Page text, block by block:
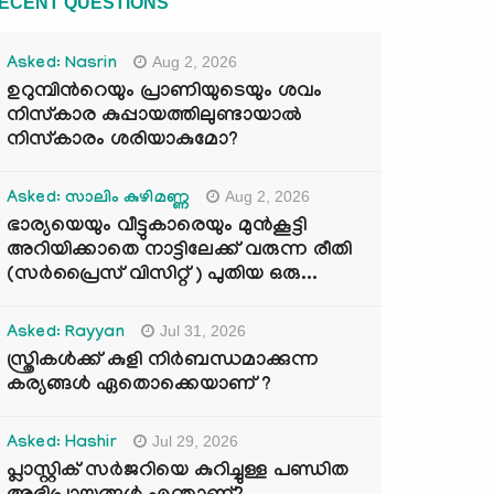
Asked: Nasrin Aug 2, 2026
ഉറുമ്പിന്‍റെയും പ്രാണിയുടെയും ശവം
നിസ്കാര കുപ്പായത്തിലുണ്ടായാൽ
നിസ്കാരം ശരിയാകുമോ?
Asked: സാലിം കുഴിമണ്ണ Aug 2, 2026
ഭാര്യയെയും വീട്ടുകാരെയും മുൻകൂട്ടി
അറിയിക്കാതെ നാട്ടിലേക്ക് വരുന്ന രീതി
(സർപ്രൈസ് വിസിറ്റ് ) പുതിയ ഒരു...
Asked: Rayyan Jul 31, 2026
സ്ത്രികൾക്ക് കുളി നിർബന്ധമാക്കുന്ന
കര്യങ്ങൾ ഏതൊക്കെയാണ് ?
Asked: Hashir Jul 29, 2026
പ്ലാസ്റ്റിക് സർജറിയെ കുറിച്ചുള്ള പണ്ഡിത